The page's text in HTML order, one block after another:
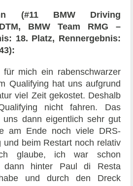
(#11 BMW Driving
BMW Team RMG –
18. Platz, Rennergebnis:
für mich ein rabenschwarzer
Qualifying hat uns aufgrund
viel Zeit gekostet. Deshalb
nicht fahren. Das
uns dann eigentlich sehr gut
am Ende noch viele DRS-
und beim Restart noch relativ
glaube, ich war schon
dann hinter Paul di Resta
und durch den Dreck